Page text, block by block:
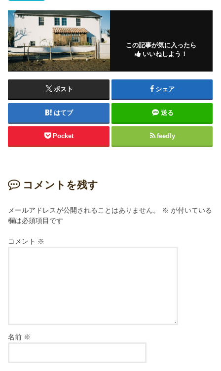
この記事が気に入ったら
いいねしよう！
ポスト シェア
はてブ 送る
Pocket feedly
コメントを残す
メールアドレスが公開されることはありません。 ※ が付いている
欄は必須項目です
コメント ※
名前 ※